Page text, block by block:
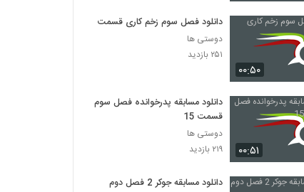
۰۰:۵۰
دانلود فصل سوم زخم کاری قسمت 9
دوستی ها
۲۵۱ بازدید
۰۰:۵۱
دانلود مسابقه پدرخوانده فصل سوم
قسمت 15
دوستی ها
۲۱۹ بازدید
دانلود مسابقه جوکر 2 فصل دوم